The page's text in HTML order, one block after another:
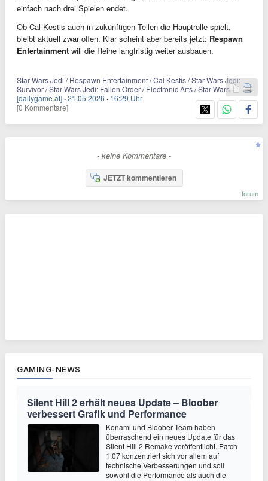
einfach nach drei Spielen endet.
Ob Cal Kestis auch in zukünftigen Teilen die Hauptrolle spielt,
bleibt aktuell zwar offen. Klar scheint aber bereits jetzt: Respawn
Entertainment will die Reihe langfristig weiter ausbauen.
Star Wars Jedi / Respawn Entertainment / Cal Kestis / Star Wars Jedi:
Survivor / Star Wars Jedi: Fallen Order / Electronic Arts / Star Wars
[dailygame.at] ·21.05.2026 · 16:29 Uhr
[0 Kommentare]
- keine Kommentare -
JETZT kommentieren
forum
GAMING-NEWS
Silent Hill 2 erhält neues Update – Bloober
verbessert Grafik und Performance
Konami und Bloober Team haben
überraschend ein neues Update für das
Silent Hill 2 Remake veröffentlicht. Patch
1.07 konzentriert sich vor allem auf
technische Verbesserungen und soll
sowohl die Performance als auch die